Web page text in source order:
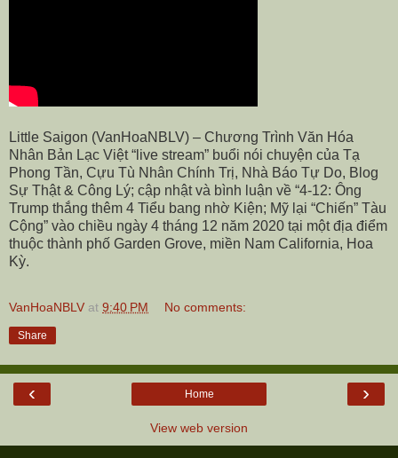
Little Saigon (VanHoaNBLV) – Chương Trình Văn Hóa
Nhân Bản Lạc Việt “live stream” buổi nói chuyện của Tạ
Phong Tần, Cựu Tù Nhân Chính Trị, Nhà Báo Tự Do, Blog
Sự Thật & Công Lý; cập nhật và bình luận về “4-12: Ông
Trump thắng thêm 4 Tiểu bang nhờ Kiện; Mỹ lại “Chiến” Tàu
Cộng” vào chiều ngày 4 tháng 12 năm 2020 tại một địa điểm
thuộc thành phố Garden Grove, miền Nam California, Hoa
Kỳ.
VanHoaNBLV at 9:40 PM No comments:
Share
‹ ›
Home
View web version